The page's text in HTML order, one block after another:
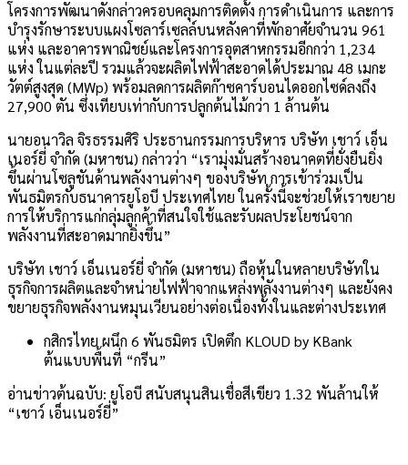
โครงการพัฒนาดังกล่าวครอบคลุมการติดตั้ง การดำเนินการ และการ
บำรุงรักษาระบบแผงโซลาร์เซลล์บนหลังคาที่พักอาศัยจำนวน 961
แห่ง และอาคารพาณิชย์และโครงการอุตสาหกรรมอีกกว่า 1,234
แห่ง ในแต่ละปี รวมแล้วจะผลิตไฟฟ้าสะอาดได้ประมาณ 48 เมกะ
วัตต์สูงสุด (MWp) พร้อมลดการผลิตก๊าซคาร์บอนไดออกไซด์ลงถึง
27,900 ตัน ซึ่งเทียบเท่ากับการปลูกต้นไม้กว่า 1 ล้านต้น
นายอนาวิล จิรธรรมศิริ ประธานกรรมการบริหาร บริษัท เชาว์ เอ็น
เนอร์ยี่ จำกัด (มหาชน) กล่าวว่า “เรามุ่งมั่นสร้างอนาคตที่ยั่งยืนยิ่ง
ขึ้นผ่านโซลูชันด้านพลังงานต่างๆ ของบริษัท การเข้าร่วมเป็น
พันธมิตรกับธนาคารยูโอบี ประเทศไทย ในครั้งนี้จะช่วยให้เราขยาย
การให้บริการแก่กลุ่มลูกค้าที่สนใจใช้และรับผลประโยชน์จาก
พลังงานที่สะอาดมากยิ่งขึ้น”
บริษัท เชาว์ เอ็นเนอร์ยี่ จำกัด (มหาชน) ถือหุ้นในหลายบริษัทใน
ธุรกิจการผลิตและจำหน่ายไฟฟ้าจากแหล่งพลังงานต่างๆ และยังคง
ขยายธุรกิจพลังงานหมุนเวียนอย่างต่อเนื่องทั้งในและต่างประเทศ
กสิกรไทย ผนึก 6 พันธมิตร เปิดตึก KLOUD by KBank
ต้นแบบพื้นที่ “กรีน”
อ่านข่าวต้นฉบับ: ยูโอบี สนับสนุนสินเชื่อสีเขียว 1.32 พันล้านให้
“เชาว์ เอ็นเนอร์ยี่”